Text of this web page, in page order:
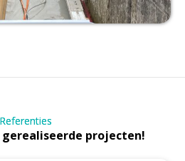
Referenties
projecten!